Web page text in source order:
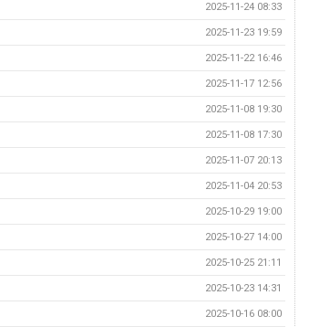
2025-11-24 08:33
2025-11-23 19:59
2025-11-22 16:46
2025-11-17 12:56
2025-11-08 19:30
2025-11-08 17:30
2025-11-07 20:13
2025-11-04 20:53
2025-10-29 19:00
2025-10-27 14:00
2025-10-25 21:11
2025-10-23 14:31
2025-10-16 08:00